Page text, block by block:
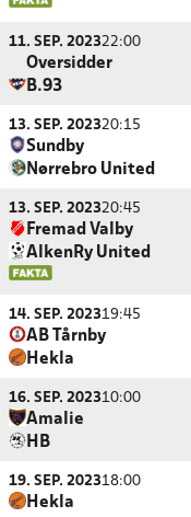
11. SEP. 202322:00
Oversidder
B.93
13. SEP. 202320:15
Sundby
Nørrebro United
13. SEP. 202320:45
Fremad Valby
AlkenRy United
14. SEP. 202319:45
AB Tårnby
Hekla
16. SEP. 202310:00
Amalie
HB
19. SEP. 202318:00
Hekla